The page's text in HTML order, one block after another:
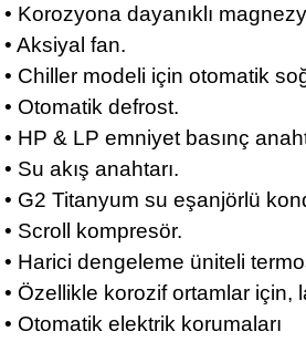
• Korozyona dayanıklı
• Aksiyal fan.
• Chiller modeli için otomatik
• Otomatik defrost.
• HP & LP emniyet basınç
• Su akış anahtarı.
• G2 Titanyum su eşanjörlü
• Scroll kompresör.
• Harici dengeleme üniteli
• Özellikle korozif ortamlar için,
• Otomatik elektrik korumaları